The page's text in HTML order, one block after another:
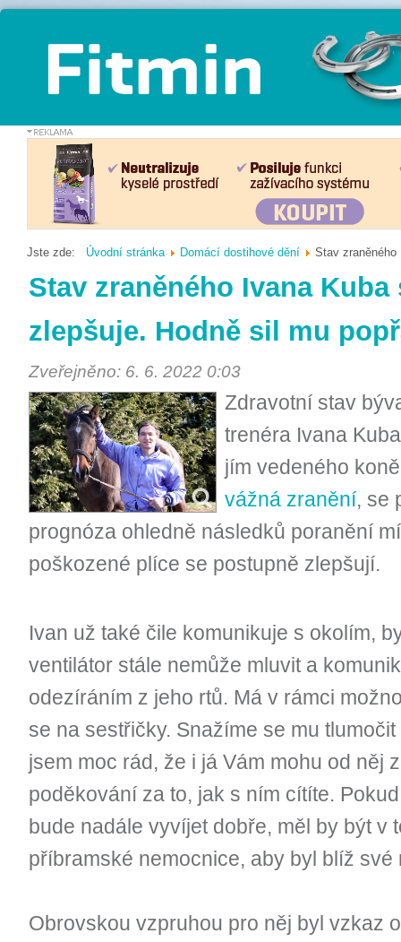
Jste zde: Úvodní stránka Domácí dostihové dění Stav zraněného
Stav zraněného Ivana Kuba
zlepšuje. Hodně sil mu
Zveřejněno: 6. 6. 2022 0:03
Zdravotní stav
trenéra Ivana
jím vedeného
vážná zranění, se
prognóza ohledně následků poranění
poškozené plíce se postupně zlepšují.
Ivan už také čile komunikuje s okolím,
ventilátor stále nemůže mluvit a
odezíráním z jeho rtů. Má v rámci
se na sestřičky. Snažíme se mu
jsem moc rád, že i já Vám mohu od něj
poděkování za to, jak s ním cítíte.
bude nadále vyvíjet dobře, měl by být v
příbramské nemocnice, aby byl blíž své
Obrovskou vzpruhou pro něj byl vzkaz